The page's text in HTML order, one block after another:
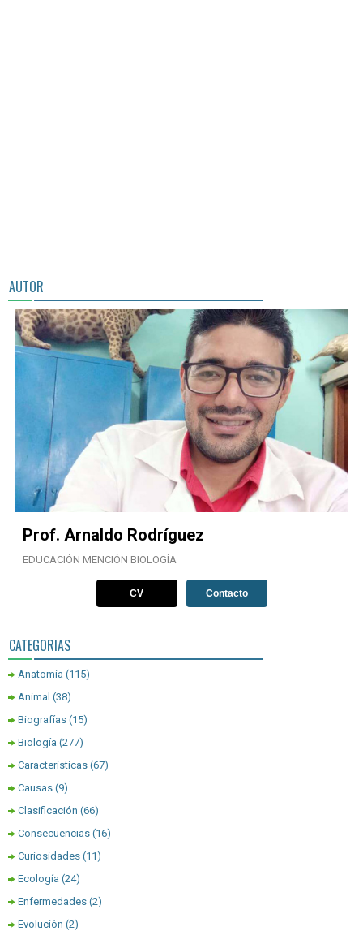
AUTOR
Prof. Arnaldo Rodríguez
EDUCACIÓN MENCIÓN BIOLOGÍA
CV Contacto
CATEGORIAS
Anatomía (115)
Animal (38)
Biografías (15)
Biología (277)
Características (67)
Causas (9)
Clasificación (66)
Consecuencias (16)
Curiosidades (11)
Ecología (24)
Enfermedades (2)
Evolución (2)